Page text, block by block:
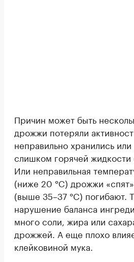
Причин может быть
дрожжи потеряли
неправильно хранились
слишком горячей
Или неправильная
(ниже 20 °C) дрожжи
(выше 35–37 °C) погибают.
нарушение баланса
много соли, жира или
дрожжей. А еще плохо
клейковиной мука.